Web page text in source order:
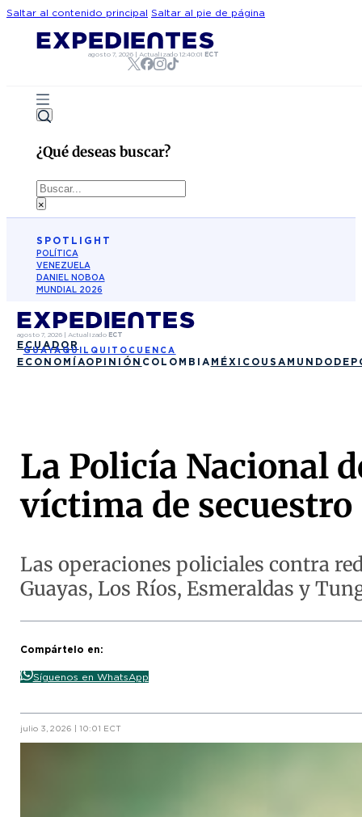
Saltar al contenido principal Saltar al pie de página
agosto 7, 2026 |Actualizado12:40:01 ECT
¿Qué deseas buscar?
Buscar
×
SPOTLIGHT
POLÍTICA
VENEZUELA
DANIEL NOBOA
MUNDIAL 2026
agosto 7, 2026| Actualizado ECT
ECUADOR
GUAYAQUIL QUITO CUENCA
ECONOMÍAOPINIÓN COLOMBIA MÉXICO USA MUNDO
La Policía Nacional
víctima de secuestro
Las operaciones policiales contra
Guayas, Los Ríos, Esmeraldas y
Compártelo en:
Síguenos en WhatsApp
julio 3, 2026 | 10:01 ECT